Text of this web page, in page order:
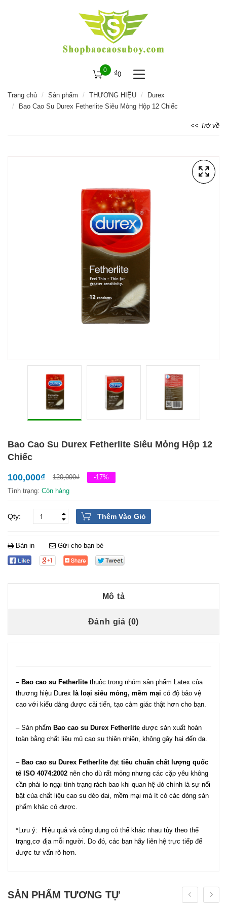
0
0
₫
Trang chủ Sản phẩm THƯƠNG HIỆU
Durex
Bao Cao Su Durex Fetherlite Siêu Mỏng Hộp 12 Chiếc
<< Trở về
Bao Cao Su Durex Fetherlite Siêu Mỏng Hộp 12
Chiếc
120,000₫
100,000₫
-17%
Tình trạng: Còn hàng
Thêm Vào Giỏ
Bản in Gửi cho bạn bè
Mô tả
Đánh giá (0)
– Bao cao su Fetherlite thuộc trong nhóm sản phẩm Latex của
thương hiệu Durex là loại siêu mỏng, mềm mại có độ bảo vệ
cao với kiểu dáng được cải tiến, tạo cảm giác thật hơn cho bạn.
– Sản phẩm Bao cao su Durex Fetherlite được sản xuất hoàn
toàn bằng chất liệu mủ cao su thiên nhiên, không gây hại đến da.
– Bao cao su Durex Fetherlite đạt tiêu chuẩn chất lượng quốc
tế ISO 4074:2002 nên cho dù rất mỏng nhưng các cặp yêu không
cần phải lo ngại tình trạng rách bao khi quan hệ đó chính là sự nổi
bật của chất liệu cao su dẻo dai, mềm mại mà ít có các dòng sản
phẩm khác có được.
*Lưu ý: Hiệu quả và công dụng có thể khác nhau tùy theo thể
trạng,cơ địa mỗi người. Do đó, các bạn hãy liên hệ trực tiếp để
được tư vấn rõ hơn.
SẢN PHẨM TƯƠNG TỰ